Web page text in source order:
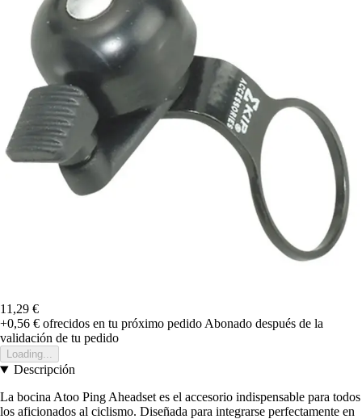
11,29 €
+0,56 € ofrecidos en tu próximo pedido Abonado después de la
validación de tu pedido
Loading...
Descripción
La bocina Atoo Ping Aheadset es el accesorio indispensable para todos
los aficionados al ciclismo. Diseñada para integrarse perfectamente en